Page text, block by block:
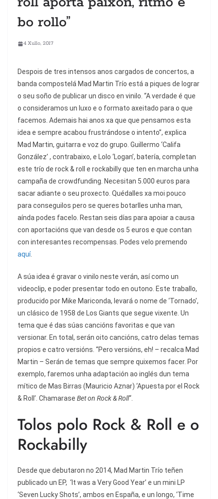
bo rollo”
4 Xullo, 2017
Despois de tres intensos anos cargados de concertos, a
banda compostelá Mad Martin Trío está a piques de lograr
o seu soño de publicar un disco en vinilo. “A verdade é que
o consideramos un luxo e o formato axeitado para o que
facemos. Ademais hai anos xa que que pensamos esta
idea e sempre acabou frustrándose o intento”, explica
Mad Martin, guitarra e voz do grupo. Guillermo ‘Califa
González’ , contrabaixo, e Lolo ‘Logan’, batería, completan
este trío de rock & roll e rockabilly que ten en marcha unha
campaña de crowdfunding. Necesitan 5.000 euros para
sacar adiante o seu proxecto. Quédalles xa moi pouco
para conseguilos pero se queres botarlles unha man,
aínda podes facelo. Restan seis días para apoiar a causa
con aportacións que van desde os 5 euros e que contan
con interesantes recompensas. Podes velo premendo
aquí.
A súa idea é gravar o vinilo neste verán, así como un
videoclip, e poder presentar todo en outono. Este traballo,
producido por Mike Mariconda, levará o nome de ‘Tornado’,
un clásico de 1958 de Los Giants que segue vixente. Un
tema que é das súas cancións favoritas e que van
versionar. En total, serán oito cancións, catro delas temas
propios e catro versións. “Pero versións, eh! – recalca Mad
Martin – Serán de temas que sempre quixemos facer. Por
exemplo, faremos unha adaptación ao inglés dun tema
mítico de Mas Birras (Mauricio Aznar) ‘Apuesta por el Rock
& Roll’. Chamarase Bet on Rock & Roll“.
Tolos polo Rock & Roll e o
Rockabilly
Desde que debutaron no 2014, Mad Martin Trío teñen
publicado un EP, ‘It was a Very Good Year’ e un mini LP
‘Seven Lucky Shots’, ambos en España, e un longo, ‘Time